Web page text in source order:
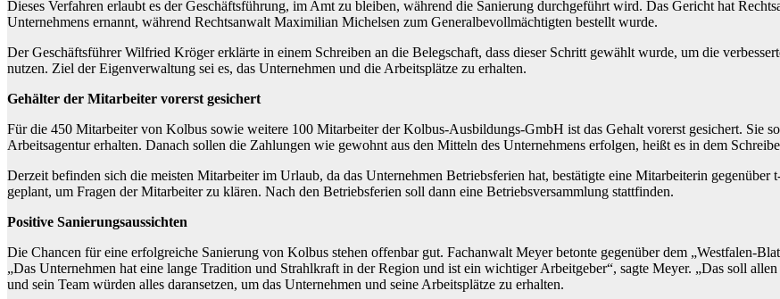
Dieses Verfahren erlaubt es der Geschäftsführung, im Amt zu bleiben, während die Sanierung durchgeführt wird. Das Gericht hat
Unternehmens ernannt, während Rechtsanwalt Maximilian Michelsen zum Generalbevollmächtigten bestellt wurde.
Der Geschäftsführer Wilfried Kröger erklärte in einem Schreiben an die Belegschaft, dass dieser Schritt gewählt wurde, um die
nutzen. Ziel der Eigenverwaltung sei es, das Unternehmen und die Arbeitsplätze zu erhalten.
Gehälter der Mitarbeiter vorerst gesichert
Für die 450 Mitarbeiter von Kolbus sowie weitere 100 Mitarbeiter der Kolbus-Ausbildungs-GmbH ist das Gehalt vorerst gesichert. Sie
Arbeitsagentur erhalten. Danach sollen die Zahlungen wie gewohnt aus den Mitteln des Unternehmens erfolgen, heißt es in dem
Derzeit befinden sich die meisten Mitarbeiter im Urlaub, da das Unternehmen Betriebsferien hat, bestätigte eine Mitarbeiterin
geplant, um Fragen der Mitarbeiter zu klären. Nach den Betriebsferien soll dann eine Betriebsversammlung stattfinden.
Positive Sanierungsaussichten
Die Chancen für eine erfolgreiche Sanierung von Kolbus stehen offenbar gut. Fachanwalt Meyer betonte gegenüber dem „Westfalen-
„Das Unternehmen hat eine lange Tradition und Strahlkraft in der Region und ist ein wichtiger Arbeitgeber“, sagte Meyer. „Das soll
und sein Team würden alles daransetzen, um das Unternehmen und seine Arbeitsplätze zu erhalten.